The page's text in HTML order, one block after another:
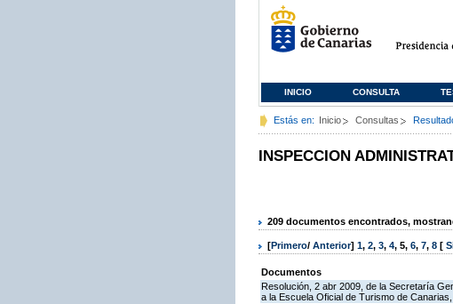
INICIO CONSULTA
Estás en: Inicio Consultas
INSPECCION
209 documentos encontrados,
[Primero/ Anterior] 1, 2, 3, 4, 5, 6, 7, 8 [
Documentos
Resolución, 2 abr 2009, de la Secretaría
a la Escuela Oficial de Turismo de